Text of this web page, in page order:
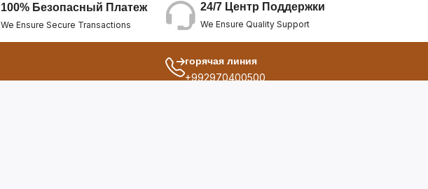
100% Безопасный Платеж
We Ensure Secure Transactions
24/7 Центр Поддержки
We Ensure Quality Support
горячая линия
+992970400500